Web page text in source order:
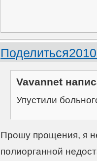
Поделиться
Vavannet
Упустили
Прошу прощения, я
полиорганной